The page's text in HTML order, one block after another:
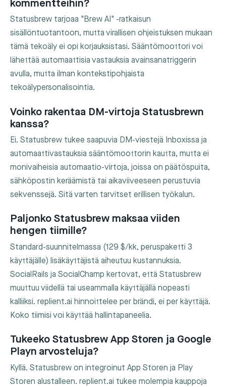
kommentteihin?
Statusbrew tarjoaa "Brew AI" -ratkaisun
sisällöntuotantoon, mutta virallisen ohjeistuksen mukaan
tämä tekoäly ei opi korjauksistasi. Sääntömoottori voi
lähettää automaattisia vastauksia avainsanatriggerin
avulla, mutta ilman kontekstipohjaista
tekoälypersonalisointia.
Voinko rakentaa DM-virtoja Statusbrewn
kanssa?
Ei. Statusbrew tukee saapuvia DM-viestejä Inboxissa ja
automaattivastauksia sääntömoottorin kautta, mutta ei
monivaiheisia automaatio-virtoja, joissa on päätöspuita,
sähköpostin keräämistä tai aikaviiveeseen perustuvia
sekvenssejä. Sitä varten tarvitset erillisen työkalun.
Paljonko Statusbrew maksaa viiden
hengen tiimille?
Standard-suunnitelmassa (129 $/kk, peruspaketti 3
käyttäjälle) lisäkäyttäjistä aiheutuu kustannuksia.
SocialRails ja SocialChamp kertovat, että Statusbrew
muuttuu viidellä tai useammalla käyttäjällä nopeasti
kalliiksi. replient.ai hinnoittelee per brändi, ei per käyttäjä.
Koko tiimisi voi käyttää hallintapaneelia.
Tukeeko Statusbrew App Storen ja Google
Playn arvosteluja?
Kyllä. Statusbrew on integroinut App Storen ja Play
Storen alustalleen. replient.ai tukee molempia kauppoja